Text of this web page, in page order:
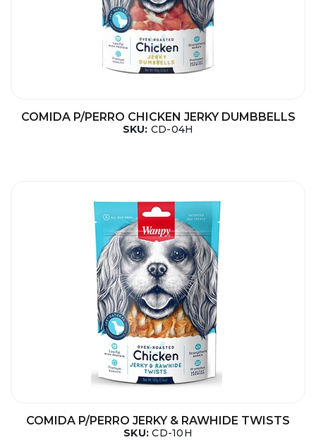
COMIDA P/PERRO CHICKEN JERKY DUMBBELLS
SKU: CD-04H
COMIDA P/PERRO JERKY & RAWHIDE TWISTS
SKU:CD-10H